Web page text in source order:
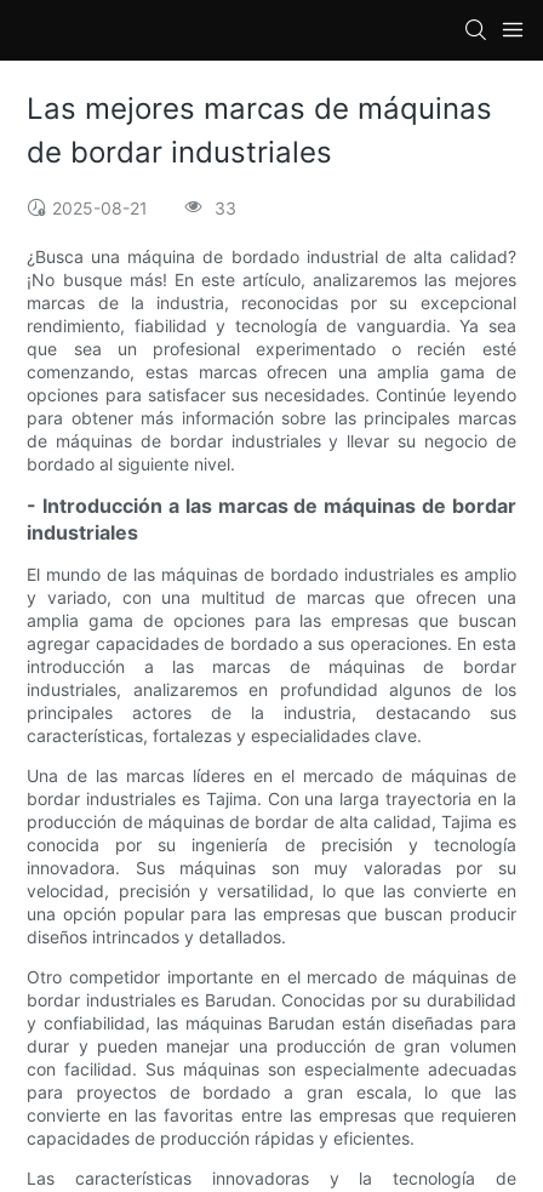
Las mejores marcas de máquinas
de bordar industriales
2025-08-21 33
¿Busca una máquina de bordado industrial de alta calidad?
¡No busque más! En este artículo, analizaremos las mejores
marcas de la industria, reconocidas por su excepcional
rendimiento, fiabilidad y tecnología de vanguardia. Ya sea
que sea un profesional experimentado o recién esté
comenzando, estas marcas ofrecen una amplia gama de
opciones para satisfacer sus necesidades. Continúe leyendo
para obtener más información sobre las principales marcas
de máquinas de bordar industriales y llevar su negocio de
bordado al siguiente nivel.
- Introducción a las marcas de máquinas de bordar
industriales
El mundo de las máquinas de bordado industriales es amplio
y variado, con una multitud de marcas que ofrecen una
amplia gama de opciones para las empresas que buscan
agregar capacidades de bordado a sus operaciones. En esta
introducción a las marcas de máquinas de bordar
industriales, analizaremos en profundidad algunos de los
principales actores de la industria, destacando sus
características, fortalezas y especialidades clave.
Una de las marcas líderes en el mercado de máquinas de
bordar industriales es Tajima. Con una larga trayectoria en la
producción de máquinas de bordar de alta calidad, Tajima es
conocida por su ingeniería de precisión y tecnología
innovadora. Sus máquinas son muy valoradas por su
velocidad, precisión y versatilidad, lo que las convierte en
una opción popular para las empresas que buscan producir
diseños intrincados y detallados.
Otro competidor importante en el mercado de máquinas de
bordar industriales es Barudan. Conocidas por su durabilidad
y confiabilidad, las máquinas Barudan están diseñadas para
durar y pueden manejar una producción de gran volumen
con facilidad. Sus máquinas son especialmente adecuadas
para proyectos de bordado a gran escala, lo que las
convierte en las favoritas entre las empresas que requieren
capacidades de producción rápidas y eficientes.
Las características innovadoras y la tecnología de